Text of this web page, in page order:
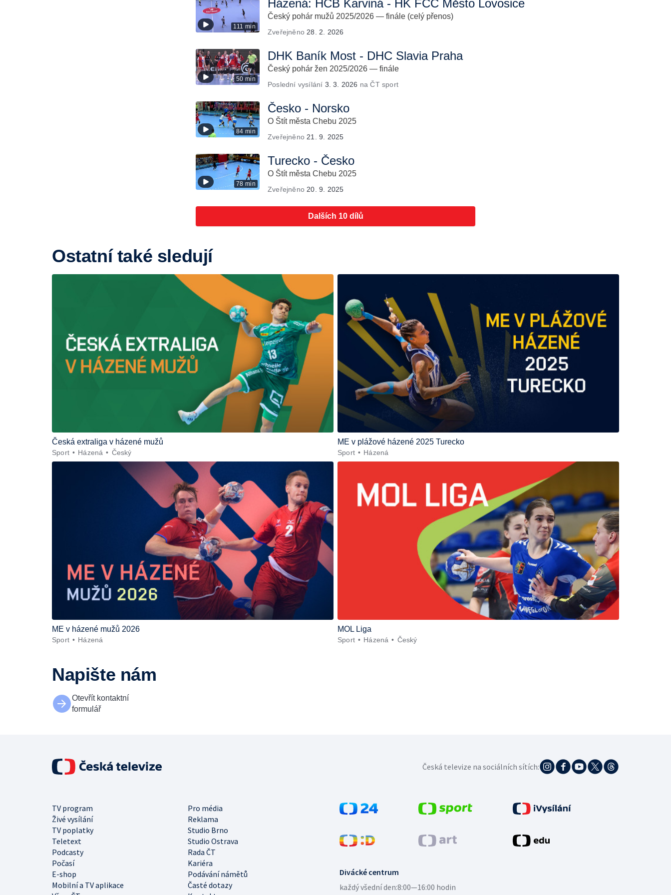
111 min
Házená: HCB Karviná - HK FCC Město Lovosice
Český pohár mužů 2025/2026 — finále (celý přenos)
Zveřejněno 28. 2. 2026
50 min
DHK Baník Most - DHC Slavia Praha
Český pohár žen 2025/2026 — finále
Poslední vysílání 3. 3. 2026 na ČT sport
84 min
Česko - Norsko
O Štít města Chebu 2025
Zveřejněno 21. 9. 2025
78 min
Turecko - Česko
O Štít města Chebu 2025
Zveřejněno 20. 9. 2025
Dalších 10 dílů
Ostatní také sledují
Česká extraliga v házené mužů
Sport Házená Český
ME v plážové házené 2025 Turecko
Sport Házená
ME v házené mužů 2026
Sport Házená
MOL Liga
Sport Házená Český
Napište nám
Otevřít kontaktní
formulář
Divácké centrum
každý všední den:8:00—16:00 hodin
TV program
Pro média
Živé vysílání
Reklama
TV poplatky
Studio Brno
Teletext
Studio Ostrava
Podcasty
Rada ČT
Počasí
Kariéra
E-shop
Podávání námětů
Mobilní a TV aplikace
Časté dotazy
Česká televize na sociálních sítích: